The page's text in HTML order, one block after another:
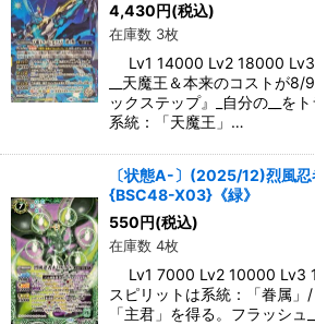
4,430 円(税込)
在庫数 3枚
Lv1 14000 Lv2 18000 Lv3
__天魔王＆本来のコストが8/
ックステップ』_自分の__を
系統：「天魔王」…
〔状態A-〕(2025/12)烈風忍
{BSC48-X03}《緑》
550 円(税込)
在庫数 4枚
Lv1 7000 Lv2 10000 Lv3
スピリットは系統：「眷属
「主君」を得る。フラッシュ